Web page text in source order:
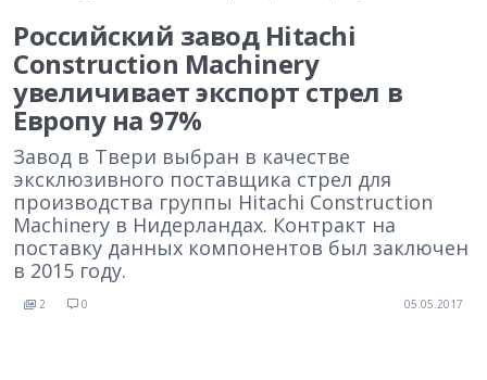
Российский завод Hitachi
Construction Machinery
увеличивает экспорт стрел в
Европу на 97%
Завод в Твери выбран в качестве
эксклюзивного поставщика стрел для
производства группы Hitachi Construction
Machinery в Нидерландах. Контракт на
поставку данных компонентов был заключен
в 2015 году.
2 0 05.05.2017